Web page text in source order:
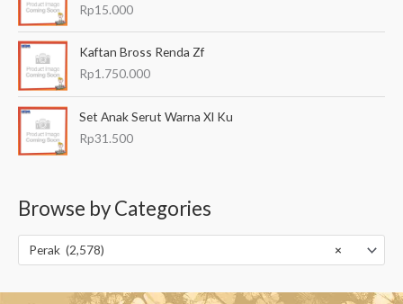
Rp15.000
Kaftan Bross Renda Zf
Rp1.750.000
Set Anak Serut Warna Xl Ku
Rp31.500
Browse by Categories
×
Perak (2,578)